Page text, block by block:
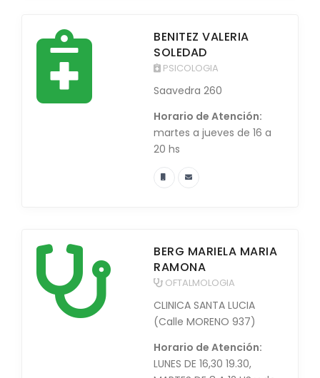
BENITEZ VALERIA
SOLEDAD
PSICOLOGIA
Saavedra 260
Horario de Atención:
martes a jueves de 16 a
20 hs
BERG MARIELA MARIA
RAMONA
OFTALMOLOGIA
CLINICA SANTA LUCIA
(Calle MORENO 937)
Horario de Atención:
LUNES DE 16,30 19.30,